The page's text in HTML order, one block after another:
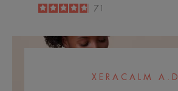
4.8
/
5
71
XERACALM A.D